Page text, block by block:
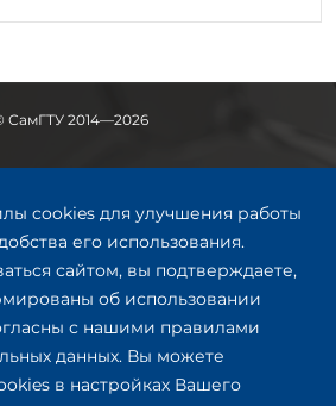
cookies для улучшения работы
его использования.
сайтом, вы подтверждаете,
об использовании
с нашими правилами
данных. Вы можете
в настройках Вашего
СамГТУ 2014—2026
443100, Самара
244,
главный корпус
8 (846) 278-43-11
rector@samgtu.ru
комиссия